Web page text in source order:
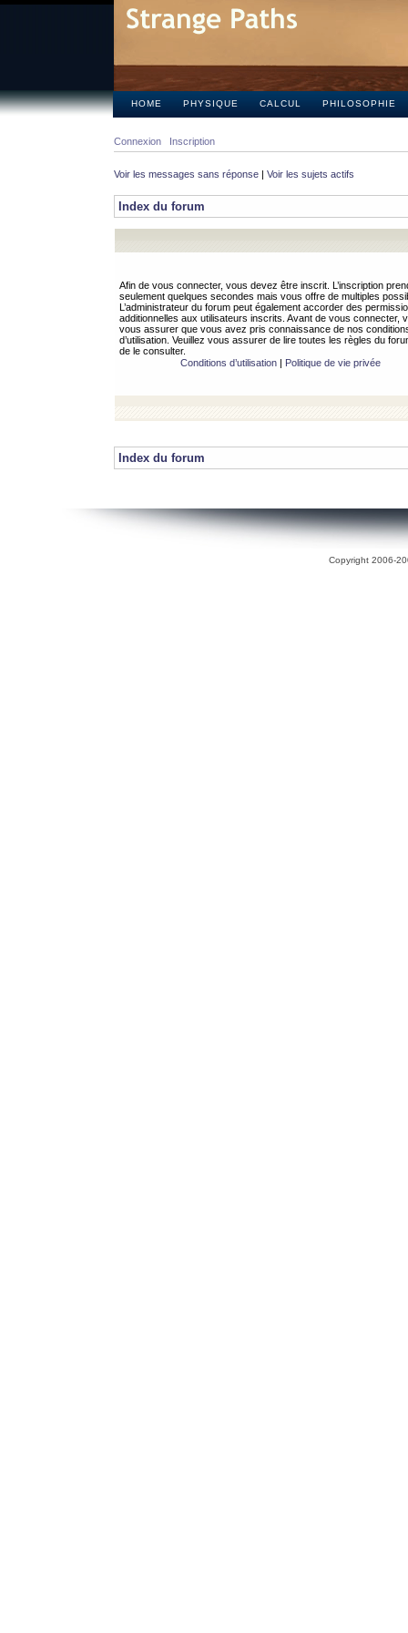
HOME PHYSIQUE CALCUL PHILOSOPHIE
Connexion Inscription
Voir les messages sans réponse | Voir les sujets actifs
Index du forum
Afin de vous connecter, vous devez être inscrit. L’inscription
seulement quelques secondes mais vous offre de multiples
L’administrateur du forum peut également accorder des
additionnelles aux utilisateurs inscrits. Avant de vous connecter,
vous assurer que vous avez pris connaissance de nos
d’utilisation. Veuillez vous assurer de lire toutes les règles du
de le consulter.
Conditions d’utilisation| Politique de vie privée
Index du forum
Copyright 2006-